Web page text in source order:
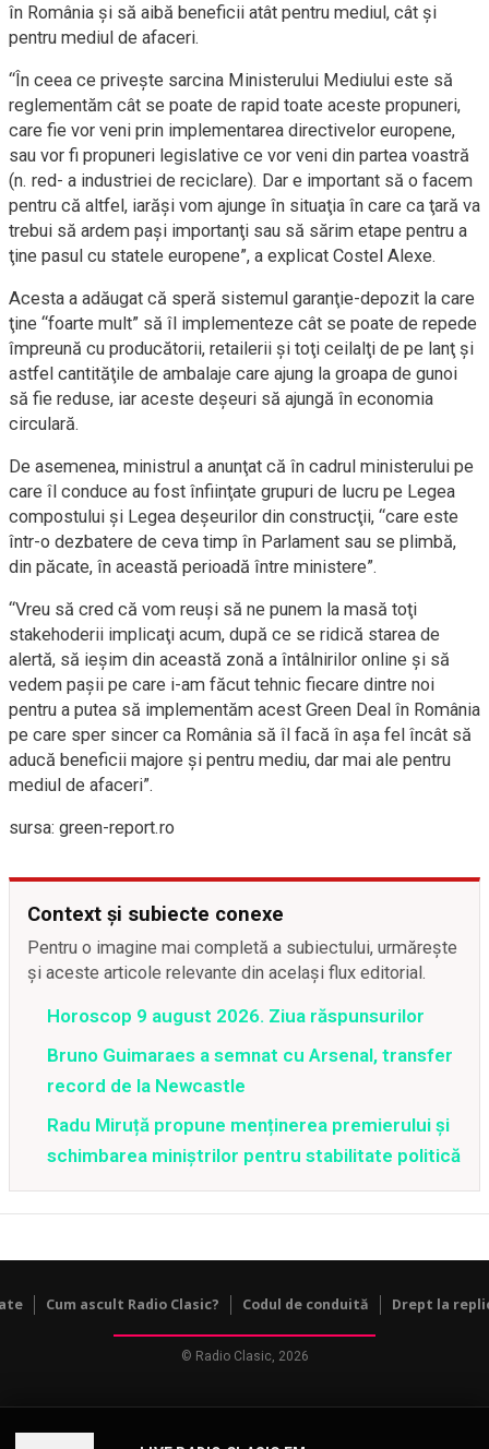
în România şi să aibă beneficii atât pentru mediul, cât şi
pentru mediul de afaceri.
“În ceea ce priveşte sarcina Ministerului Mediului este să
reglementăm cât se poate de rapid toate aceste propuneri,
care fie vor veni prin implementarea directivelor europene,
sau vor fi propuneri legislative ce vor veni din partea voastră
(n. red- a industriei de reciclare). Dar e important să o facem
pentru că altfel, iarăşi vom ajunge în situaţia în care ca ţară va
trebui să ardem paşi importanţi sau să sărim etape pentru a
ţine pasul cu statele europene”, a explicat Costel Alexe.
Acesta a adăugat că speră sistemul garanţie-depozit la care
ţine “foarte mult” să îl implementeze cât se poate de repede
împreună cu producătorii, retailerii şi toţi ceilalţi de pe lanţ şi
astfel cantităţile de ambalaje care ajung la groapa de gunoi
să fie reduse, iar aceste deşeuri să ajungă în economia
circulară.
De asemenea, ministrul a anunţat că în cadrul ministerului pe
care îl conduce au fost înfiinţate grupuri de lucru pe Legea
compostului şi Legea deşeurilor din construcţii, “care este
într-o dezbatere de ceva timp în Parlament sau se plimbă,
din păcate, în această perioadă între ministere”.
“Vreu să cred că vom reuşi să ne punem la masă toţi
stakehoderii implicaţi acum, după ce se ridică starea de
alertă, să ieşim din această zonă a întâlnirilor online şi să
vedem paşii pe care i-am făcut tehnic fiecare dintre noi
pentru a putea să implementăm acest Green Deal în România
pe care sper sincer ca România să îl facă în aşa fel încât să
aducă beneficii majore şi pentru mediu, dar mai ale pentru
mediul de afaceri”.
sursa: green-report.ro
Context și subiecte conexe
Pentru o imagine mai completă a subiectului, urmărește
și aceste articole relevante din același flux editorial.
Horoscop 9 august 2026. Ziua răspunsurilor
Bruno Guimaraes a semnat cu Arsenal, transfer
record de la Newcastle
Radu Miruță propune menținerea premierului și
schimbarea miniștrilor pentru stabilitate politică
Cum ascult Radio Clasic? Codul de conduită Drept la
© Radio Clasic, 2026